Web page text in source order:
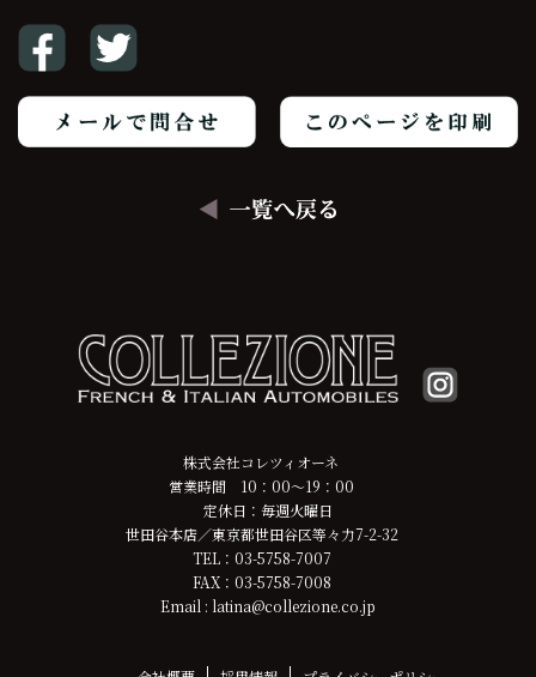
株式会社コレツィオーネ
営業時間 10：00～19：00
定休日：毎週火曜日
世田谷本店／東京都世田谷区等々力7-2-32
TEL：03-5758-7007
FAX：03-5758-7008
Email : latina@collezione.co.jp